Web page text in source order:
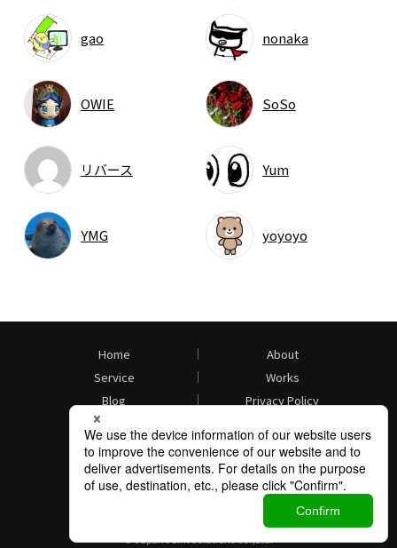
gao nonaka
OWIE SoSo
リバース Yum
YMG yoyoyo
Home
About
Service
Works
Blog
Privacy Policy
Contact Facebook Twitter
© Japan Joint Solutions Co.,Ltd.